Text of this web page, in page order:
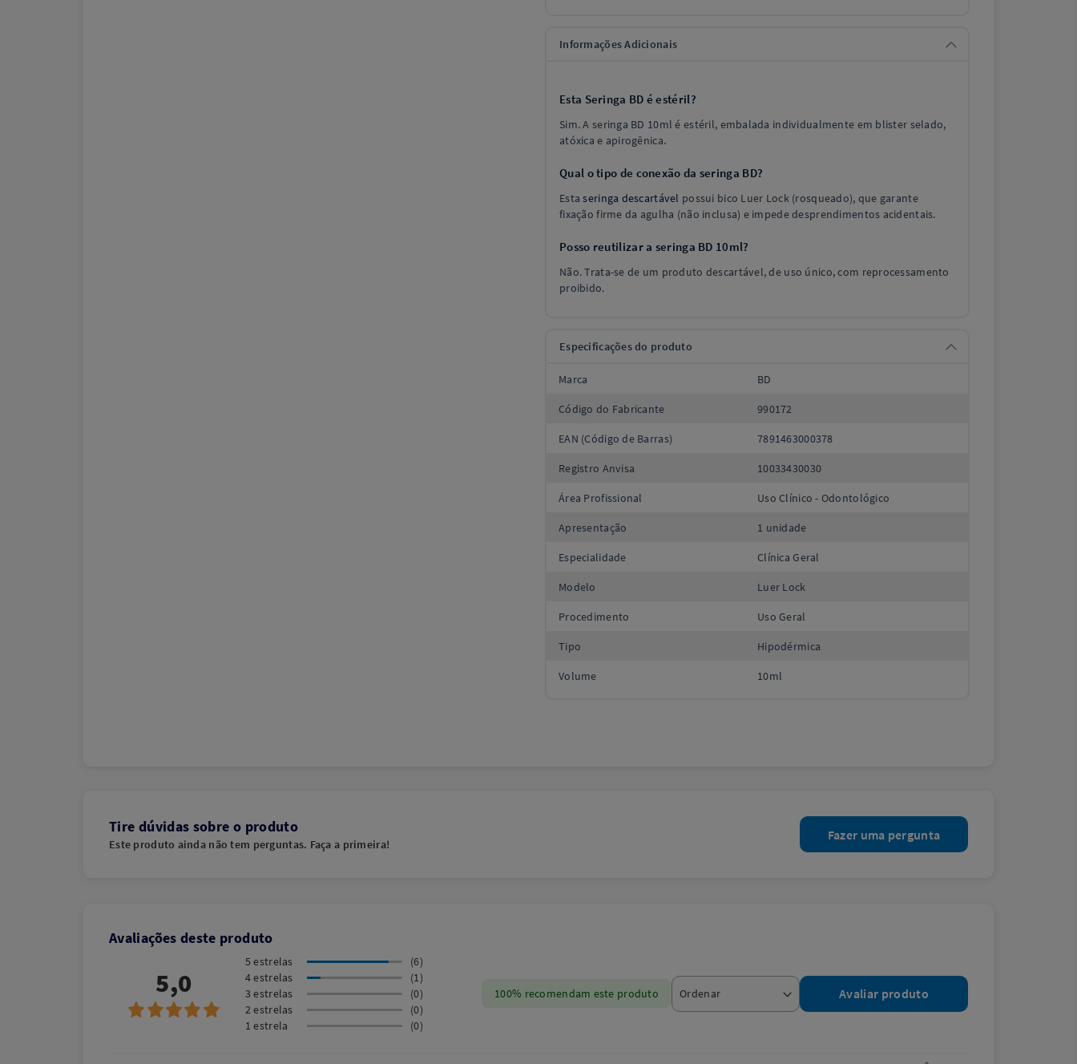
Informações Adicionais
Esta Seringa BD é estéril?
Sim. A seringa BD 10ml é estéril, embalada individualmente em blister selado,
atóxica e apirogênica.
Qual o tipo de conexão da seringa BD?
Estaseringa descartável possui bico Luer Lock (rosqueado), que garante
fixação firme da agulha (não inclusa) e impede desprendimentos acidentais.
Posso reutilizar a seringa BD 10ml?
Não. Trata-se de um produto descartável, de uso único, com reprocessamento
proibido.
Especificações do produto
Marca BD
Código do Fabricante 990172
EAN (Código de Barras) 7891463000378
Registro Anvisa 10033430030
Área Profissional Uso Clínico - Odontológico
Apresentação 1 unidade
Especialidade Clínica Geral
Modelo Luer Lock
Procedimento Uso Geral
Tipo Hipodérmica
Volume 10ml
Tire dúvidas sobre o produto
Este produto ainda não tem perguntas. Faça a primeira!
Fazer uma pergunta
Avaliações deste produto
5,0
5 estrelas
(6)
4 estrelas
(1)
3 estrelas
(0)
2 estrelas
(0)
1 estrela
(0)
100% recomendam este produto Avaliar produto